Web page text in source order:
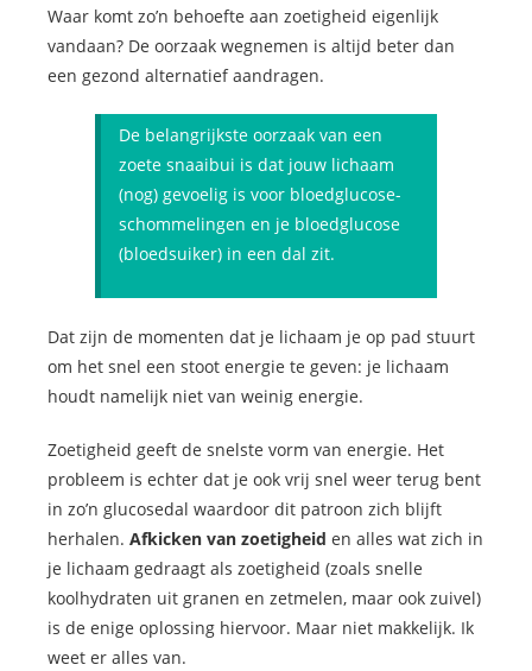
Waar komt zo’n behoefte aan zoetigheid eigenlijk
vandaan? De oorzaak wegnemen is altijd beter dan
een gezond alternatief aandragen.
De belangrijkste oorzaak van een
zoete snaaibui is dat jouw lichaam
(nog) gevoelig is voor bloedglucose-
schommelingen en je bloedglucose
(bloedsuiker) in een dal zit.
Dat zijn de momenten dat je lichaam je op pad stuurt
om het snel een stoot energie te geven: je lichaam
houdt namelijk niet van weinig energie.
Zoetigheid geeft de snelste vorm van energie. Het
probleem is echter dat je ook vrij snel weer terug bent
in zo’n glucosedal waardoor dit patroon zich blijft
herhalen. Afkicken van zoetigheid en alles wat zich in
je lichaam gedraagt als zoetigheid (zoals snelle
koolhydraten uit granen en zetmelen, maar ook zuivel)
is de enige oplossing hiervoor. Maar niet makkelijk. Ik
weet er alles van.